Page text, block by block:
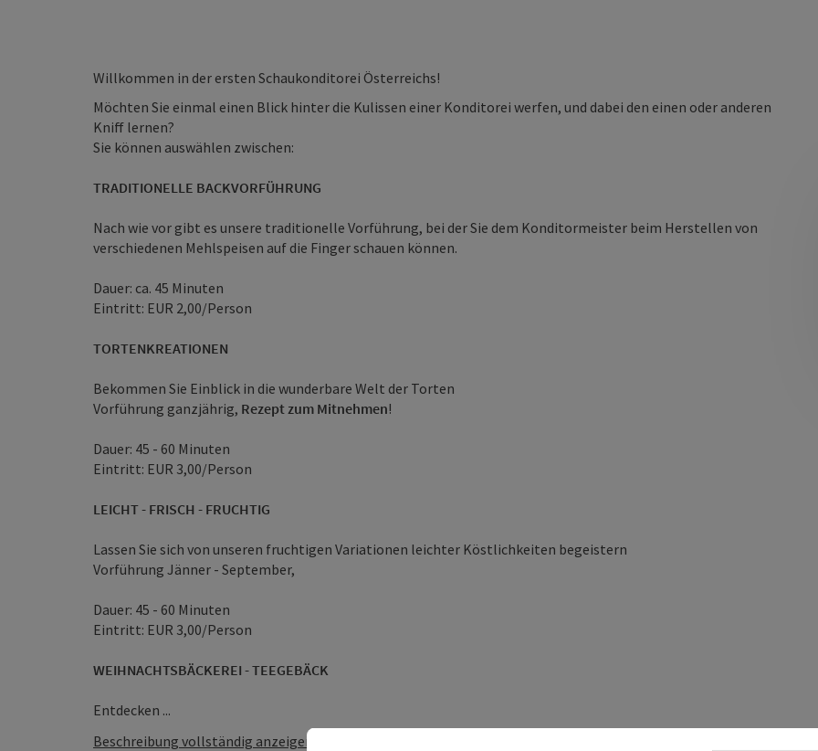
Willkommen in der ersten Schaukonditorei Österreichs!
Möchten Sie einmal einen Blick hinter die Kulissen einer Konditorei werfen, und dabei den einen oder anderen
Kniff lernen?
Sie können auswählen zwischen:
TRADITIONELLE BACKVORFÜHRUNG
Nach wie vor gibt es unsere traditionelle Vorführung, bei der Sie dem Konditormeister beim Herstellen von
verschiedenen Mehlspeisen auf die Finger schauen können.
Dauer: ca. 45 Minuten
Eintritt: EUR 2,00/Person
TORTENKREATIONEN
Bekommen Sie Einblick in die wunderbare Welt der Torten
Vorführung ganzjährig, Rezept zum Mitnehmen!
Dauer: 45 - 60 Minuten
Eintritt: EUR 3,00/Person
LEICHT - FRISCH - FRUCHTIG
Lassen Sie sich von unseren fruchtigen Variationen leichter Köstlichkeiten begeistern
Vorführung Jänner - September,
Dauer: 45 - 60 Minuten
Eintritt: EUR 3,00/Person
WEIHNACHTSBÄCKEREI - TEEGEBÄCK
Entdecken ...
Beschreibung vollständig anzeigen